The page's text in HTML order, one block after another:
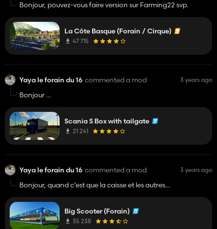
Bonjour, pouvez-vous faire version sur Farming22 svp.
La Côte Basque (Forain / Cirque)
47 715
Yaya le forain du 16 commented a mod 3 years ago
Bonjour
Bonne journée!!!
Scania S Box with tailgate
21 241
Yaya le forain du 16 commented a mod 3 years ago
Bonjour, quand c’est que la caisse et les autres
Big Scooter (Forain)
35 238